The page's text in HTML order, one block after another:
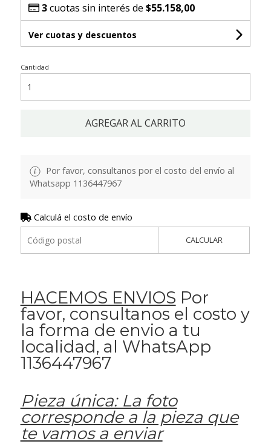
3cuotas sin interés de $55.158,00
Ver cuotas y descuentos
Cantidad
AGREGAR AL CARRITO
Por favor, consultanos por el costo del envío al
Whatsapp 1136447967
Calculá el costo de envío
CALCULAR
HACEMOS ENVIOS Por
favor, consultanos el costo y
la forma de envio a tu
localidad, al WhatsApp
1136447967
Pieza única: La foto
corresponde a la pieza que
te vamos a enviar